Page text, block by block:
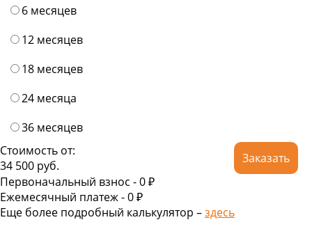
6 месяцев
12 месяцев
18 месяцев
24 месяца
36 месяцев
Стоимость от:
34 500 руб.
Заказать
Первоначальный взнос -0 ₽
Ежемесячный платеж -0₽
Еще более подробный калькулятор –здесь